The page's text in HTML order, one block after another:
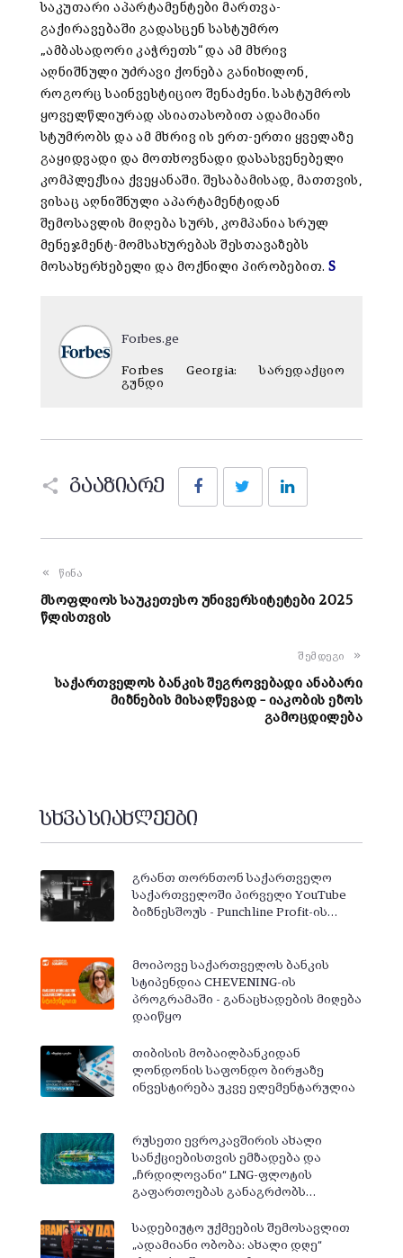
საკუთარი აპარტამენტები მართვა-
გაქირავებაში გადასცენ სასტუმრო
„ამბასადორი კაჭრეთს“ და ამ მხრივ
აღნიშნული უძრავი ქონება განიხილონ,
როგორც საინვესტიციო შენაძენი. სასტუმროს
ყოველწლიურად ასიათასობით ადამიანი
სტუმრობს და ამ მხრივ ის ერთ-ერთი ყველაზე
გაყიდვადი და მოთხოვნადი დასასვენებელი
კომპლექსია ქვეყანაში. შესაბამისად, მათთვის,
ვისაც აღნიშნული აპარტამენტიდან
შემოსავლის მიღება სურს, კომპანია სრულ
მენეჯმენტ-მომსახურებას შესთავაზებს
მოსახერხებელი და მოქნილი პირობებით.S
Forbes.ge
Forbes Georgia: სარედაქციო
გუნდი
გააზიარე
FacebookTwitter
წინა
მსოფლიოს საუკეთესო უნივერსიტეტები 2025
წლისთვის
შემდეგი
საქართველოს ბანკის შეგროვებადი ანაბარი
მიზნების მისაღწევად – იაკობის ეზოს
გამოცდილება
სხვა სიახლეები
გრანთ თორნთონ საქართველო
საქართველოში პირველი YouTube
ბიზნესშოუს - Punchline Profit-ის…
მოიპოვე საქართველოს ბანკის
სტიპენდია CHEVENING-ის
პროგრამაში - განაცხადების მიღება
დაიწყო
თიბისის მობაილბანკიდან
ლონდონის საფონდო ბირჟაზე
ინვესტირება უკვე ელემენტარულია
რუსეთი ევროკავშირის ახალი
სანქციებისთვის ემზადება და
„ჩრდილოვანი“ LNG-ფლოტის
გაფართოებას განაგრძობს…
სადებიუტო უქმეების შემოსავლით
„ადამიანი ობობა: ახალი დღე“